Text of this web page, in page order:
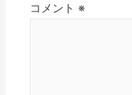
コメント ※